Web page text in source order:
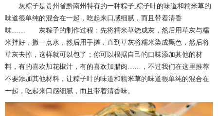
灰粽子是贵州省黔南州特有的一种粽子,粽子叶的味道和糯米草的
味道很单纯的混合在一起，吃起来口感细腻，而且带着清香
味…… 灰粽子的制作过程：先将糯米草烧成灰，然后用草灰与糯
米拌好，撒一点水，然后用手搓，直到草灰将糯米染成黑色，然后将
草灰去掉，这样就可以包了；你可以根据自己的口味添加其他的材
料，有的喜欢加花椒汁，有的喜欢加腊肉……，不过我们在这里推荐
不要添加其他材料，让粽子叶的味道和糯米草的味道很单纯的混合在
一起，吃起来口感细腻，而且带着清香味。